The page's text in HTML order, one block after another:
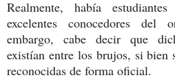
Realmente, había
excelentes conocedores del
embargo, cabe decir que
existían entre los brujos, si bien
reconocidas de forma oficial.